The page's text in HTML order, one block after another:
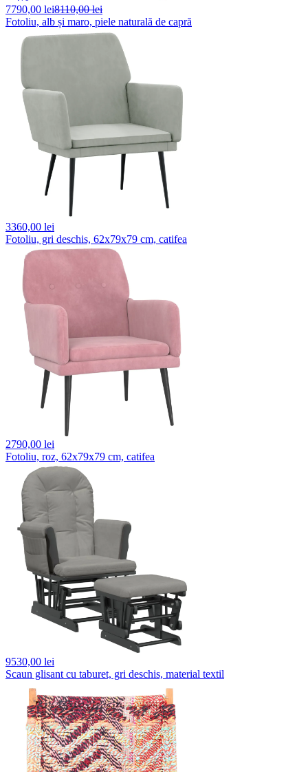
7790,00 lei8110,00 lei
Fotoliu, alb și maro, piele naturală de capră
3360,00 lei
Fotoliu, gri deschis, 62x79x79 cm, catifea
2790,00 lei
Fotoliu, roz, 62x79x79 cm, catifea
9530,00 lei
Scaun glisant cu taburet, gri deschis, material textil